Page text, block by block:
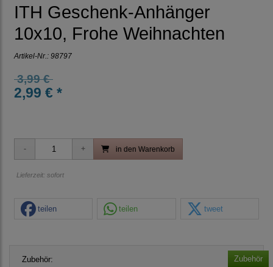
ITH Geschenk-Anhänger
10x10, Frohe Weihnachten
Artikel-Nr.: 98797
3,99 €
2,99 € *
in den Warenkorb
Lieferzeit: sofort
teilen teilen tweet
Zubehör: Zubehör